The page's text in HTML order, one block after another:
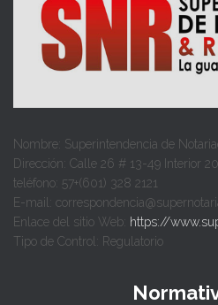
Nombre: Superintendencia de
Dirección: Calle 26 # 13-49 Interior
teléfono: 57+(601) 328 2121
E-mail:
Enlace del sitio Web: https://
Tipo de Control: Regulatorio